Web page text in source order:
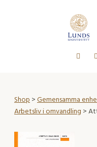
Shop>Gemensamma
Arbetsliv i omvandling >